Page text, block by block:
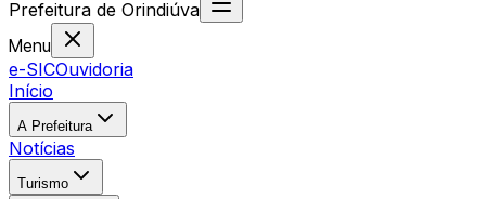
Prefeitura de Orindiúva
Menu
e-SICOuvidoria
Início
A Prefeitura
Notícias
Turismo